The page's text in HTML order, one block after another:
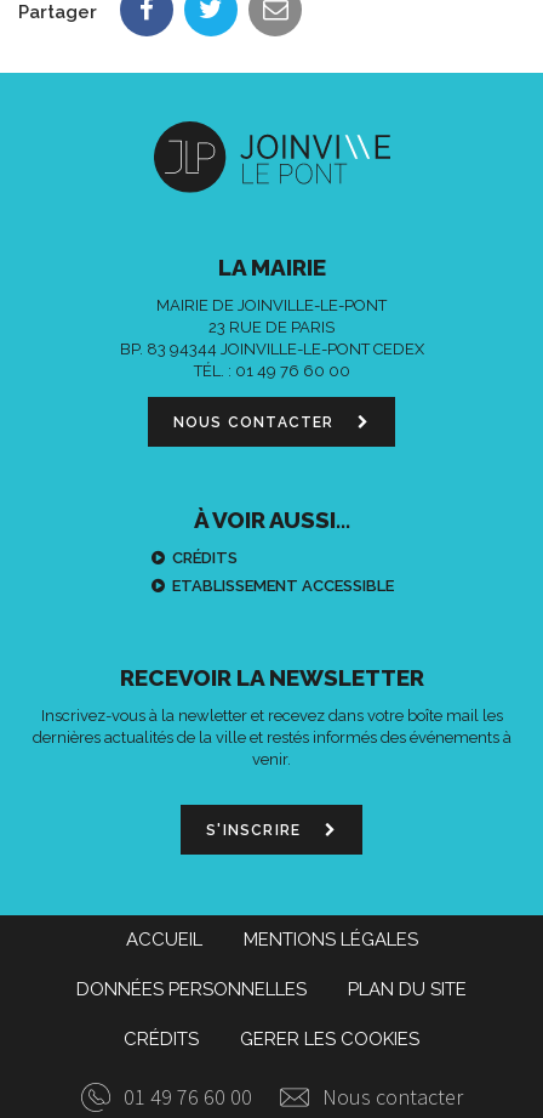
Partager
LA MAIRIE
MAIRIE DE JOINVILLE-LE-PONT
23 RUE DE PARIS
BP. 83 94344 JOINVILLE-LE-PONT CEDEX
TÉL. : 01 49 76 60 00
NOUS CONTACTER
À VOIR AUSSI...
CRÉDITS
ETABLISSEMENT ACCESSIBLE
RECEVOIR LA NEWSLETTER
Inscrivez-vous à la newletter et recevez dans votre boîte mail les
dernières actualités de la ville et restés informés des événements à
venir.
S'INSCRIRE
ACCUEIL MENTIONS LÉGALES
DONNÉES PERSONNELLES PLAN DU SITE
CRÉDITS GERER LES COOKIES
01 49 76 60 00 Nous contacter